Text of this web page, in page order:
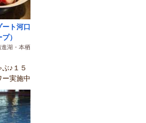
ート河口
）
湖・本栖
♪１５
ー実施中